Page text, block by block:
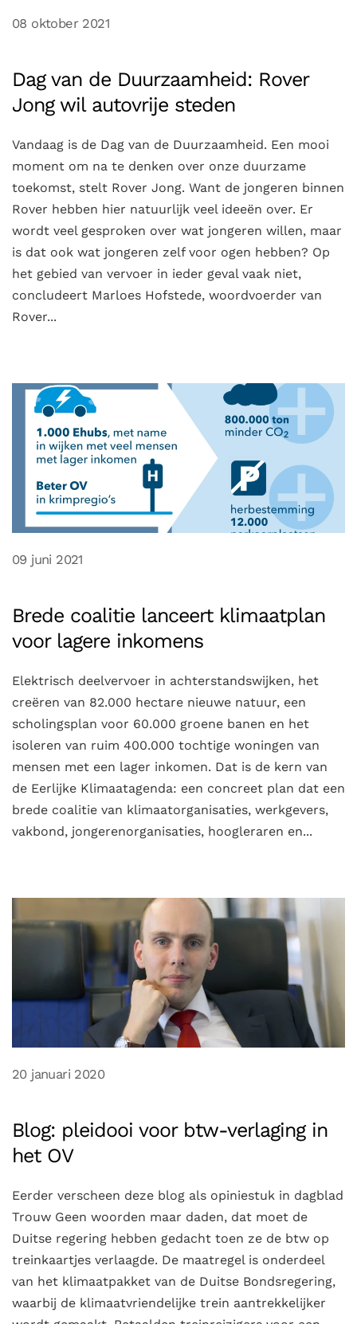
08 oktober 2021
Dag van de Duurzaamheid: Rover
Jong wil autovrije steden
Vandaag is de Dag van de Duurzaamheid. Een mooi
moment om na te denken over onze duurzame
toekomst, stelt Rover Jong. Want de jongeren binnen
Rover hebben hier natuurlijk veel ideeën over. Er
wordt veel gesproken over wat jongeren willen, maar
is dat ook wat jongeren zelf voor ogen hebben? Op
het gebied van vervoer in ieder geval vaak niet,
concludeert Marloes Hofstede, woordvoerder van
Rover...
09 juni 2021
Brede coalitie lanceert klimaatplan
voor lagere inkomens
Elektrisch deelvervoer in achterstandswijken, het
creëren van 82.000 hectare nieuwe natuur, een
scholingsplan voor 60.000 groene banen en het
isoleren van ruim 400.000 tochtige woningen van
mensen met een lager inkomen. Dat is de kern van
de Eerlijke Klimaatagenda: een concreet plan dat een
brede coalitie van klimaatorganisaties, werkgevers,
vakbond, jongerenorganisaties, hoogleraren en...
20 januari 2020
Blog: pleidooi voor btw-verlaging in
het OV
Eerder verscheen deze blog als opiniestuk in dagblad
Trouw Geen woorden maar daden, dat moet de
Duitse regering hebben gedacht toen ze de btw op
treinkaartjes verlaagde. De maatregel is onderdeel
van het klimaatpakket van de Duitse Bondsregering,
waarbij de klimaatvriendelijke trein aantrekkelijker